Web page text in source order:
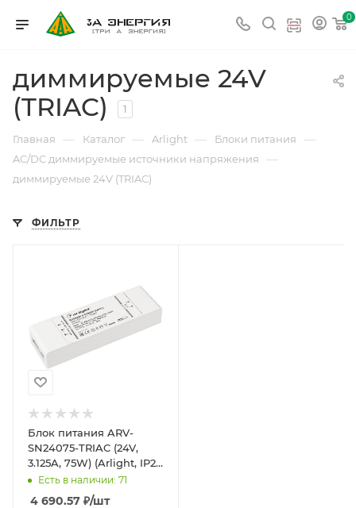
0
диммируемые 24V
(TRIAC)
1
Главная — Каталог — Arlight — Блоки питания —
AC/DC диммируемые источники напряжения —
диммируемые 24V (TRIAC)
ФИЛЬТР
Блок питания ARV-
SN24075-TRIAC (24V,
3.125A, 75W) (Arlight, IP20
Пластик, 3 года)
Есть в наличии: 71
4 690.57 ₽/шт